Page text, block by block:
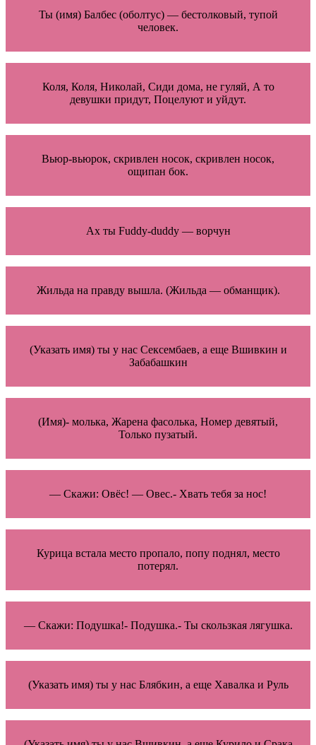
Ты (имя) Балбес (оболтус) — бестолковый, тупой
человек.
Коля, Коля, Николай, Сиди дома, не гуляй, А то
девушки придут, Поцелуют и уйдут.
Вьюр-вьюрок, скривлен носок, скривлен носок,
ощипан бок.
Ах ты Fuddy-duddy — ворчун
Жильда на правду вышла. (Жильда — обманщик).
(Указать имя) ты у нас Сексембаев, а еще Вшивкин и
Забабашкин
(Имя)- молька, Жарена фасолька, Номер девятый,
Только пузатый.
— Скажи: Овёс! — Овес.- Хвать тебя за нос!
Курица встала место пропало, попу поднял, место
потерял.
— Скажи: Подушка!- Подушка.- Ты скользкая лягушка.
(Указать имя) ты у нас Блябкин, а еще Хавалка и Руль